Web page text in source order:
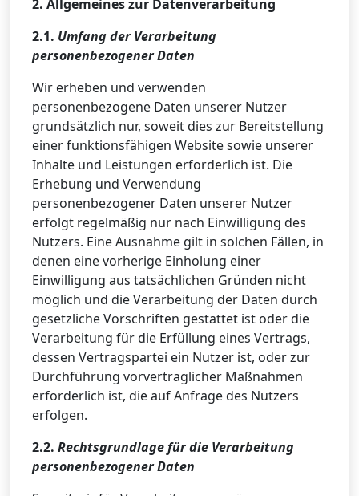
2. Allgemeines zur Datenverarbeitung
2.1. Umfang der Verarbeitung
personenbezogener Daten
Wir erheben und verwenden
personenbezogene Daten unserer Nutzer
grundsätzlich nur, soweit dies zur Bereitstellung
einer funktionsfähigen Website sowie unserer
Inhalte und Leistungen erforderlich ist. Die
Erhebung und Verwendung
personenbezogener Daten unserer Nutzer
erfolgt regelmäßig nur nach Einwilligung des
Nutzers. Eine Ausnahme gilt in solchen Fällen, in
denen eine vorherige Einholung einer
Einwilligung aus tatsächlichen Gründen nicht
möglich und die Verarbeitung der Daten durch
gesetzliche Vorschriften gestattet ist oder die
Verarbeitung für die Erfüllung eines Vertrags,
dessen Vertragspartei ein Nutzer ist, oder zur
Durchführung vorvertraglicher Maßnahmen
erforderlich ist, die auf Anfrage des Nutzers
erfolgen.
2.2. Rechtsgrundlage für die Verarbeitung
personenbezogener Daten